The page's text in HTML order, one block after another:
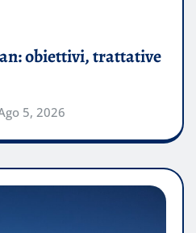
obiettivi, trattative
5, 2026